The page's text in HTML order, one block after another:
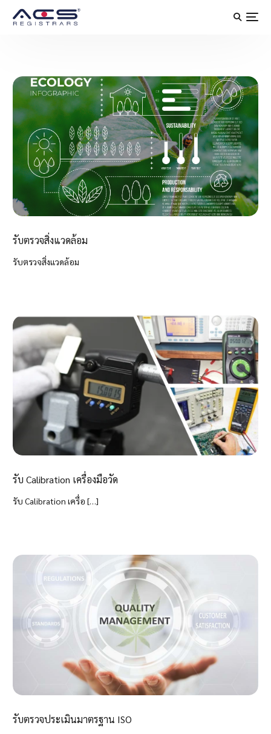
รับตรวจสิ่งแวดล้อม
รับตรวจสิ่งแวดล้อม
รับ Calibration เครื่องมือวัด
รับ Calibration เครื่อ […]
รับตรวจประเมินมาตรฐาน ISO